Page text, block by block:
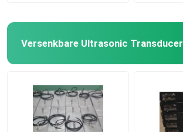
Versenkbare Ultrasonic Transducer